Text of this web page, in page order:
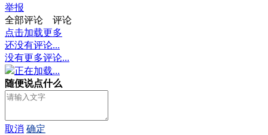
举报
全部评论
评论
点击加载更多
还没有评论...
没有更多评论...
正在加载...
随便说点什么
取消 确定